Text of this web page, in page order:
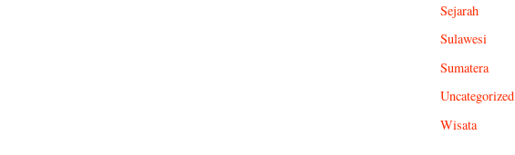
Sejarah
Sulawesi
Sumatera
Uncategorized
Wisata